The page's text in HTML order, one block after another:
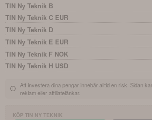
TIN Ny Teknik B
TIN Ny Teknik C EUR
TIN Ny Teknik D
TIN Ny Teknik E EUR
TIN Ny Teknik F NOK
TIN Ny Teknik H USD
Att investera dina pengar innebär alltid en risk. Sidan
reklam eller affiliatelänkar.
KÖP TIN NY TEKNIK